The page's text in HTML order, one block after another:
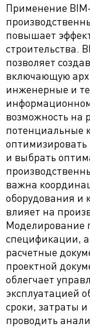
Применение
повышает
строительства.
позволяет
включающую
инженерные и
возможность на
потенциальные
оптимизировать
и выбрать
важна
оборудования и
влияет на
Моделирование
спецификации,
расчетные
проектной
облегчает
эксплуатацией
сроки, затраты и
проводить